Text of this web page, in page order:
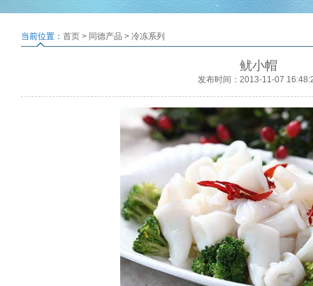
当前位置： 首页 > 同德产品 > 冷冻系列
鱿小帽
发布时间：2013-11-07